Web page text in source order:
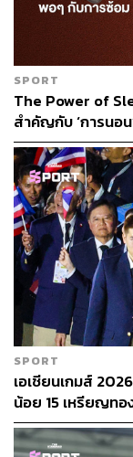
แต่วันเวลาผ่านไ
อีกครั้งในรายการ
ยิมนาสติกชิงแชม
เบลเยียม แน่นอน
ที่ประสบความสำเ
อุปกรณ์รวมหญิงไ
นั่นจึงทำให้แฟนๆ
จะกลับมาทวงบัลลั
ไม่?
SPORT
The Power of
สำคัญกับ ‘การนอ
SPORT
เอเชียนเกมส์
น้อย 15 เหรียญทอ